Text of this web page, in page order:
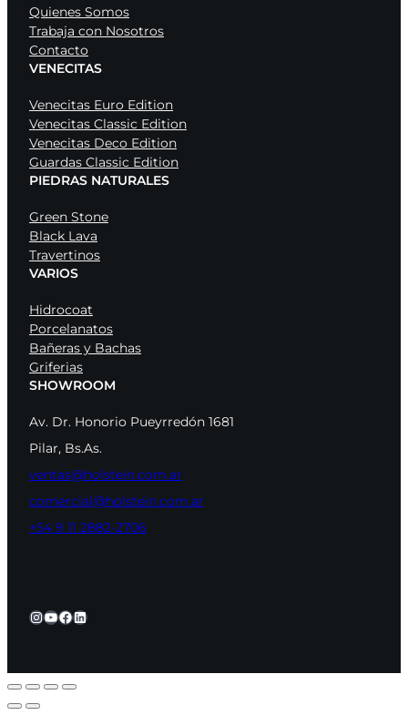
Quienes Somos
Trabaja con Nosotros
Contacto
VENECITAS
Venecitas Euro Edition
Venecitas Classic Edition
Venecitas Deco Edition
Guardas Classic Edition
PIEDRAS NATURALES
Green Stone
Black Lava
Travertinos
VARIOS
Hidrocoat
Porcelanatos
Bañeras y Bachas
Griferias
SHOWROOM
Av. Dr. Honorio Pueyrredón 1681
Pilar, Bs.As.
ventas@holstein.com.ar
comercial@holstein.com.ar
+54 9 11 2882-2706
Instagram
YouTube
Facebook
LinkedIn